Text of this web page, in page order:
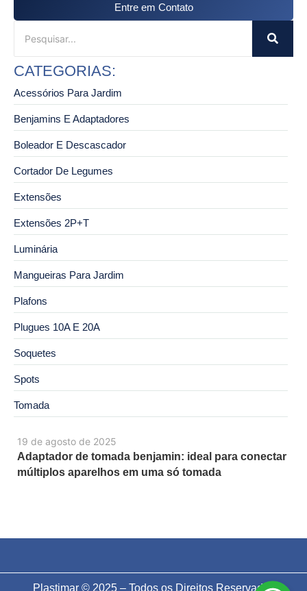
19 de agosto de 2025
Adaptador de tomada benjamin: ideal para conectar
múltiplos aparelhos em uma só tomada
Entre em Contato
CATEGORIAS:
Acessórios Para Jardim
Benjamins E Adaptadores
Boleador E Descascador
Cortador De Legumes
Extensões
Extensões 2P+T
Luminária
Mangueiras Para Jardim
Plafons
Plugues 10A E 20A
Soquetes
Spots
Tomada
Plastimar © 2025 – Todos os Direitos Reservados